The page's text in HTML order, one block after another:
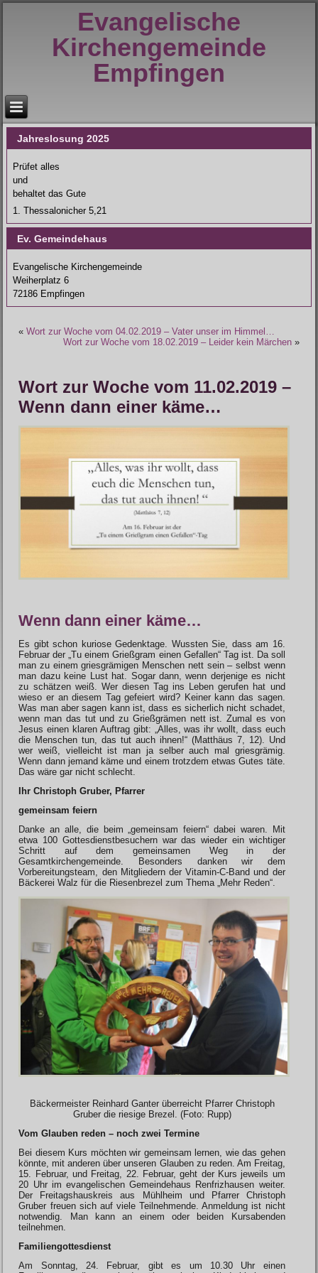
Evangelische
Kirchengemeinde
Empfingen
Jahreslosung 2025
Prüfet alles
und
behaltet das Gute
1. Thessalonicher 5,21
Ev. Gemeindehaus
Evangelische Kirchengemeinde
Weiherplatz 6
72186 Empfingen
«Wort zur Woche vom 04.02.2019 – Vater unser im Himmel…
Wort zur Woche vom 18.02.2019 – Leider kein Märchen»
Wort zur Woche vom 11.02.2019 –
Wenn dann einer käme…
Wenn dann einer käme…
Es gibt schon kuriose Gedenktage. Wussten Sie, dass am 16.
Februar der „Tu einem Grießgram einen Gefallen“ Tag ist. Da soll
man zu einem griesgrämigen Menschen nett sein – selbst wenn
man dazu keine Lust hat. Sogar dann, wenn derjenige es nicht
zu schätzen weiß. Wer diesen Tag ins Leben gerufen hat und
wieso er an diesem Tag gefeiert wird? Keiner kann das sagen.
Was man aber sagen kann ist, dass es sicherlich nicht schadet,
wenn man das tut und zu Grießgrämen nett ist. Zumal es von
Jesus einen klaren Auftrag gibt: „Alles, was ihr wollt, dass euch
die Menschen tun, das tut auch ihnen!“ (Matthäus 7, 12). Und
wer weiß, vielleicht ist man ja selber auch mal griesgrämig.
Wenn dann jemand käme und einem trotzdem etwas Gutes täte.
Das wäre gar nicht schlecht.
Ihr Christoph Gruber, Pfarrer
gemeinsam feiern
Danke an alle, die beim „gemeinsam feiern“ dabei waren. Mit
etwa 100 Gottesdienstbesuchern war das wieder ein wichtiger
Schritt auf dem gemeinsamen Weg in der
Gesamtkirchengemeinde. Besonders danken wir dem
Vorbereitungsteam, den Mitgliedern der Vitamin-C-Band und der
Bäckerei Walz für die Riesenbrezel zum Thema „Mehr Reden“.
Bäckermeister Reinhard Ganter überreicht Pfarrer Christoph
Gruber die riesige Brezel. (Foto: Rupp)
Vom Glauben reden – noch zwei Termine
Bei diesem Kurs möchten wir gemeinsam lernen, wie das gehen
könnte, mit anderen über unseren Glauben zu reden. Am Freitag,
15. Februar, und Freitag, 22. Februar, geht der Kurs jeweils um
20 Uhr im evangelischen Gemeindehaus Renfrizhausen weiter.
Der Freitagshauskreis aus Mühlheim und Pfarrer Christoph
Gruber freuen sich auf viele Teilnehmende. Anmeldung ist nicht
notwendig. Man kann an einem oder beiden Kursabenden
teilnehmen.
Familiengottesdienst
Am Sonntag, 24. Februar, gibt es um 10.30 Uhr einen